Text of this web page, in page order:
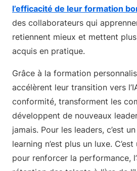
l’efficacité de leur formation
des collaborateurs qui
retiennent mieux et mettent
acquis en pratique.
Grâce à la formation
accélèrent leur transition vers
conformité, transforment les
développent de nouveaux
jamais. Pour les leaders, c’est
learning n’est plus un luxe.
pour renforcer la performance,